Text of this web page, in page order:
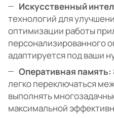
Искусственный
технологий для
оптимизации работы
персонализированного
адаптируется под ваши
Оперативная память:
легко переключаться
выполнять
максимальной